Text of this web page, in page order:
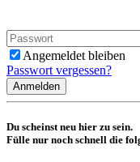
Angemeldet bleiben
Passwort vergessen?
Anmelden
Du scheinst neu hier zu sein.
Fülle nur noch schnell die